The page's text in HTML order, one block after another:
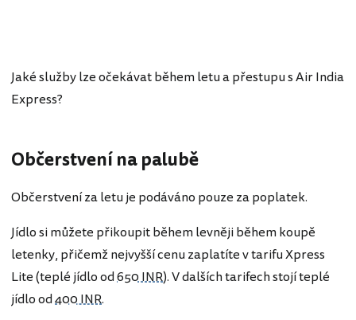
Jaké služby lze očekávat během letu a přestupu s Air India
Express?
Občerstvení na palubě
Občerstvení za letu je podáváno pouze za poplatek.
Jídlo si můžete přikoupit během levněji během koupě
letenky, přičemž nejvyšší cenu zaplatíte v tarifu Xpress
Lite (teplé jídlo od650 INR). V dalších tarifech stojí teplé
jídlo od400 INR.